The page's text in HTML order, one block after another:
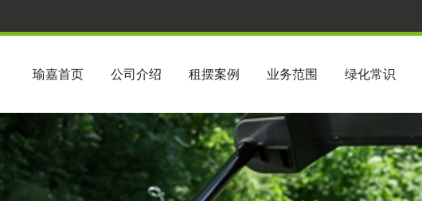
瑜嘉首页 公司介绍 租摆案例 业务范围 绿化常识